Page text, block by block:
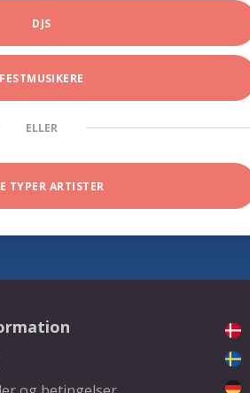
DJS
FESTMUSIKERE
ELLER
TYPER ARTISTER